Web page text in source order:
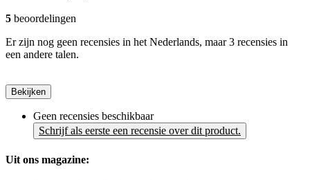
5 beoordelingen
Er zijn nog geen recensies in het Nederlands, maar 3 recensies in
een andere talen.
Bekijken
Geen recensies beschikbaar
Schrijf als eerste een recensie over dit product.
Uit ons magazine: